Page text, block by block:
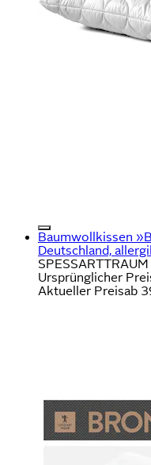
Baumwollkissen
Deutschland,
SPESSARTTRAUM
Ursprünglicher
Aktueller Preisab